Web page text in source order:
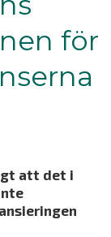
för
att det i